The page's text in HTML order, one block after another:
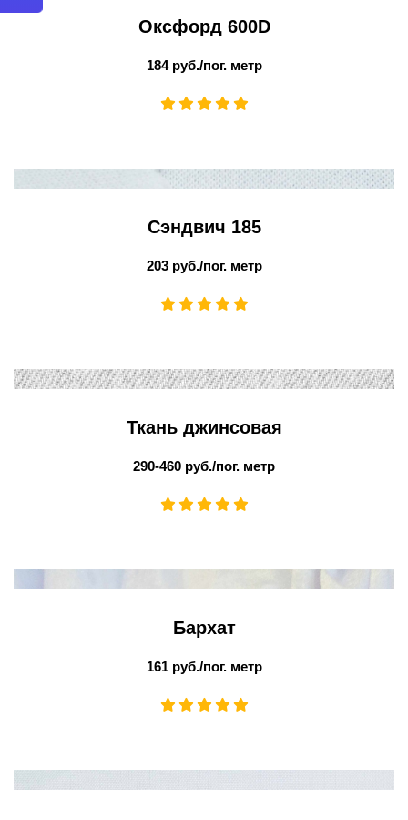
Оксфорд 600D
184 руб./пог. метр
Сэндвич 185
203 руб./пог. метр
Ткань джинсовая
290-460 руб./пог. метр
Бархат
161 руб./пог. метр